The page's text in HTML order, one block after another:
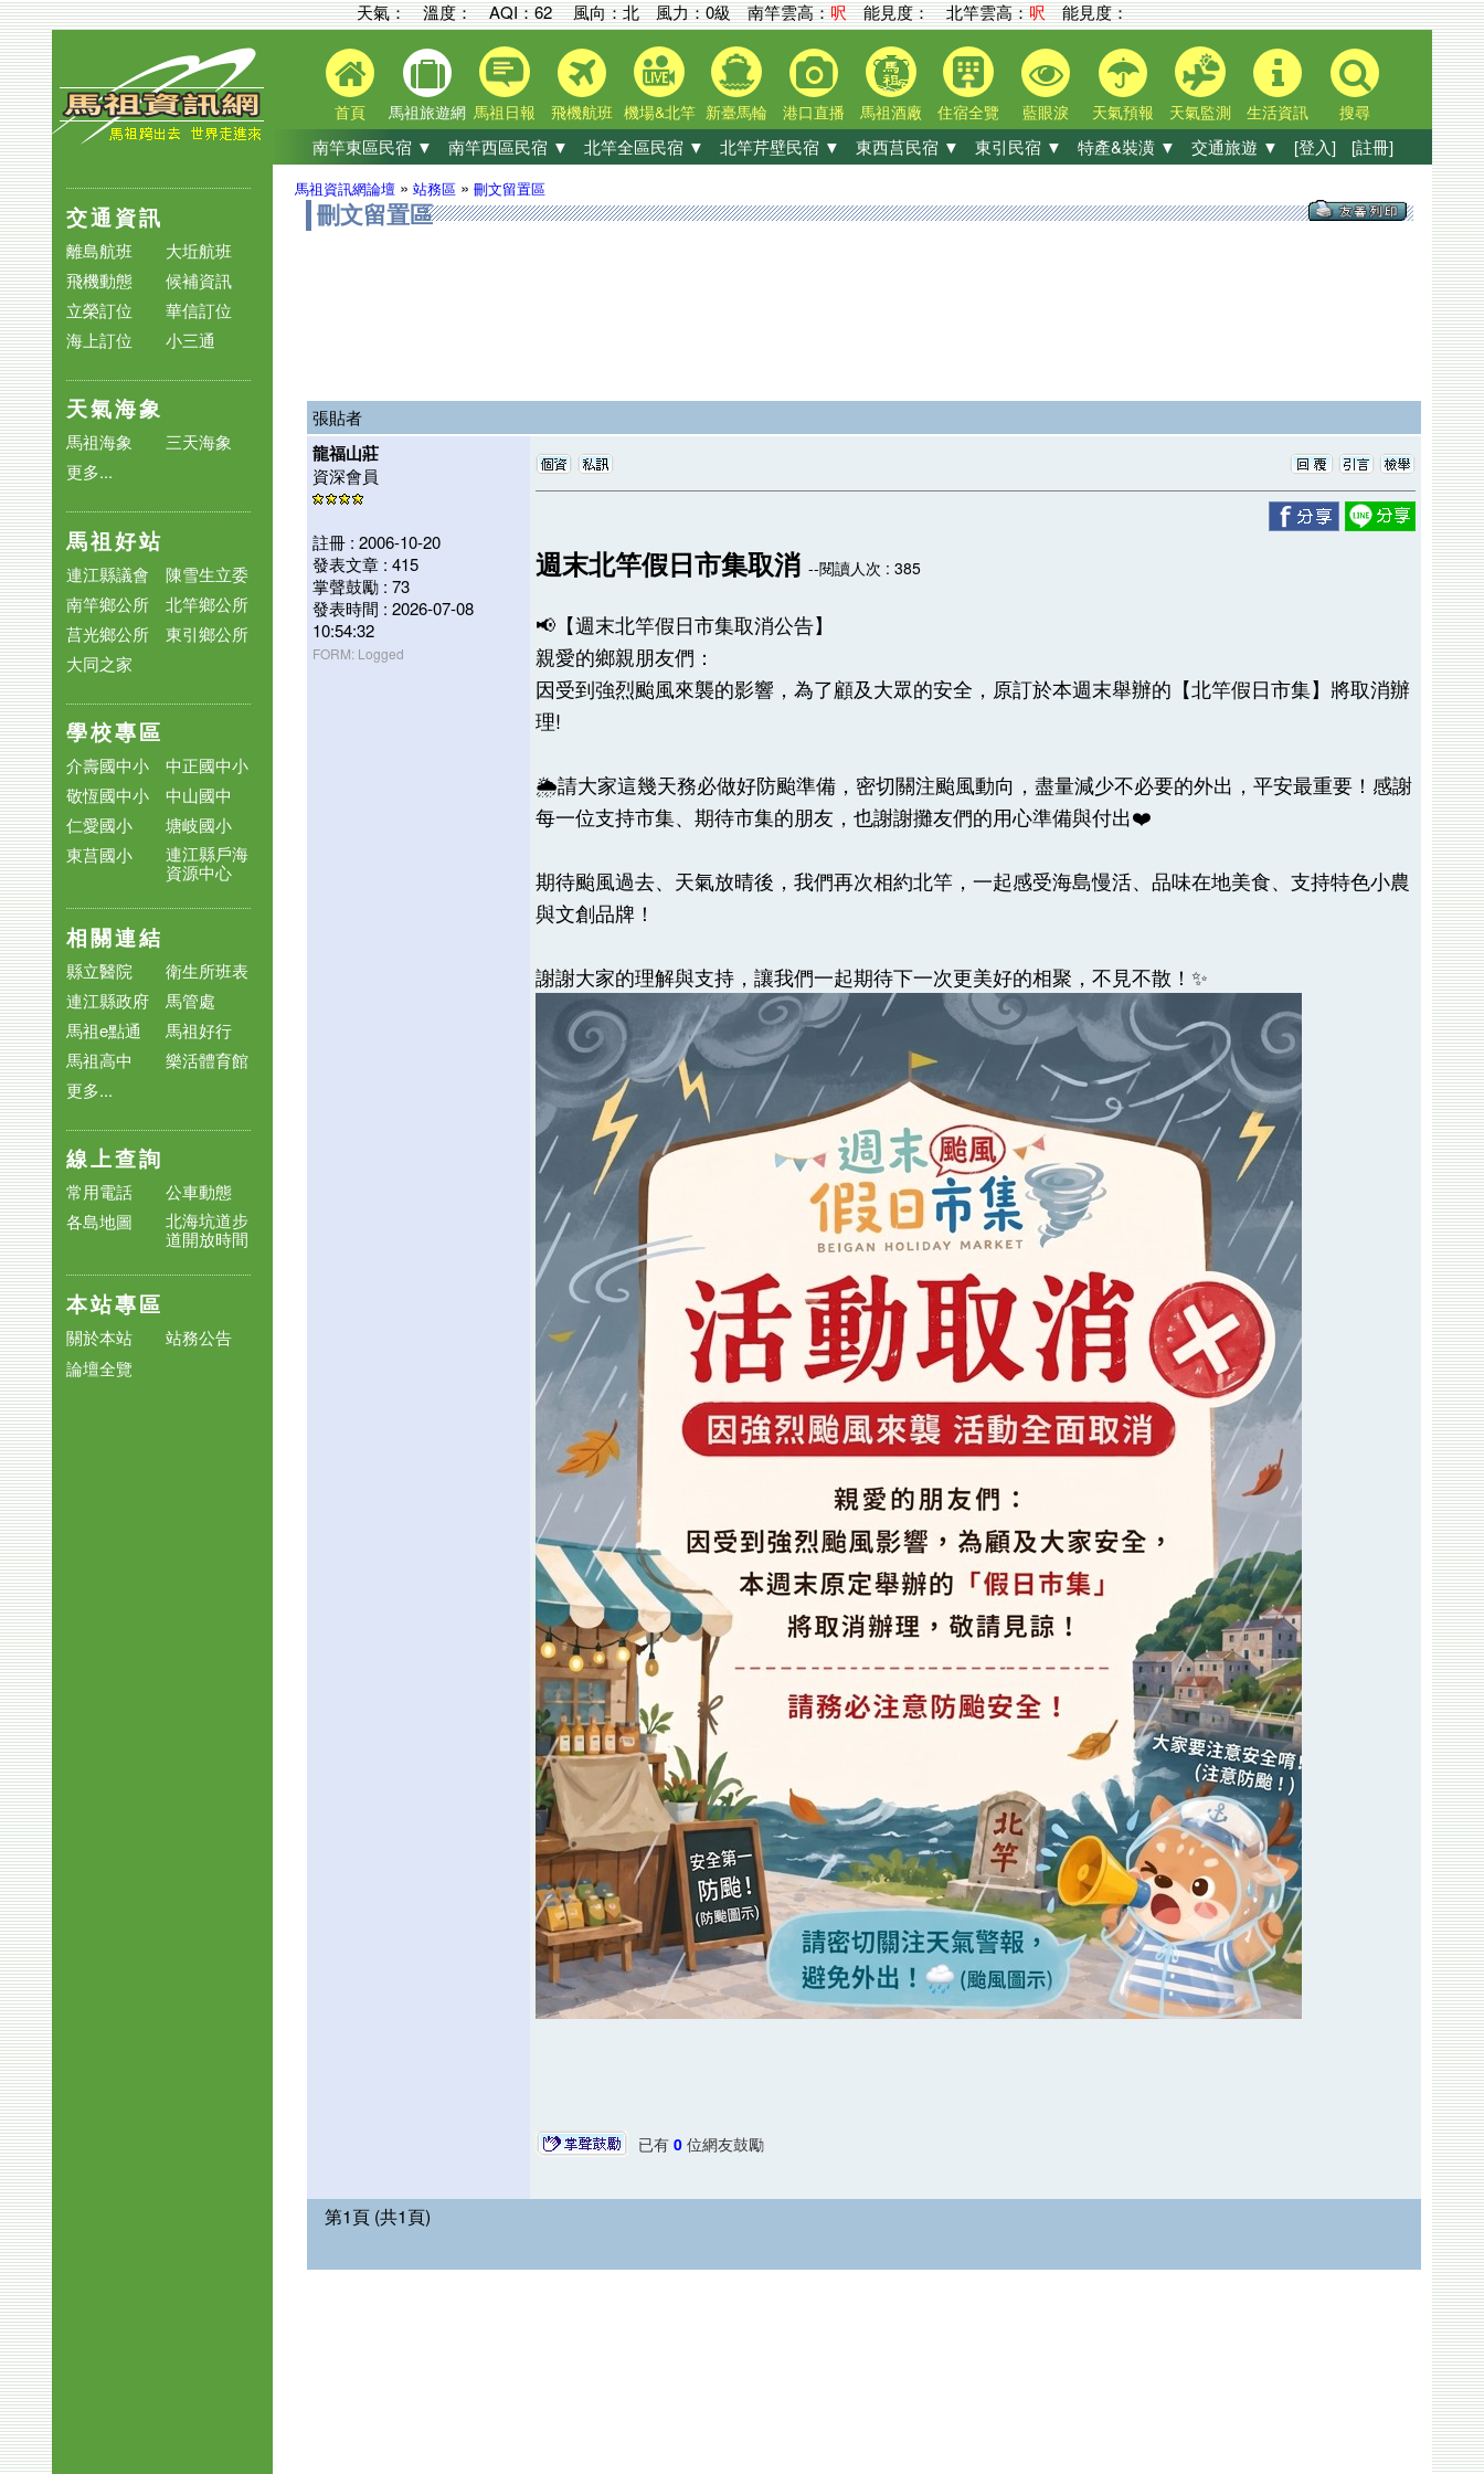
天氣： 溫度：AQI：62 風向：北 風力：0級南竿雲高：呎能見度：北竿雲高：呎能見度：
首頁 馬祖旅遊網 馬祖日報 飛機航班 機場&北竿 新臺馬輪 港口直播 馬祖酒廠 住宿全覽 藍眼淚 天氣預報 天氣監測 生活資訊 搜尋
南竿東區民宿 ▼ 南竿西區民宿 ▼ 北竿全區民宿 ▼ 北竿芹壁民宿 ▼ 東西莒民宿 ▼ 東引民宿 ▼ 特產&裝潢 ▼ 交通旅遊 ▼ [登入] [註冊]
交通資訊
離島航班
大坵航班
飛機動態
候補資訊
立榮訂位
華信訂位
海上訂位
小三通
天氣海象
馬祖海象
三天海象
更多...
馬祖好站
連江縣議會
陳雪生立委
南竿鄉公所
北竿鄉公所
莒光鄉公所
東引鄉公所
大同之家
學校專區
介壽國中小
中正國中小
敬恆國中小
中山國中
仁愛國小
塘岐國小
東莒國小
連江縣戶海
資源中心
相關連結
縣立醫院
衛生所班表
連江縣政府
馬管處
馬祖e點通
馬祖好行
馬祖高中
樂活體育館
更多...
線上查詢
常用電話
公車動態
各島地圖
北海坑道步
道開放時間
本站專區
關於本站
站務公告
論壇全覽
馬祖資訊網論壇 » 站務區 » 刪文留置區
刪文留置區
張貼者
龍福山莊
資深會員
註冊 : 2006-10-20
發表文章 : 415
掌聲鼓勵 : 73
發表時間 : 2026-07-08
10:54:32
FORM: Logged
週末北竿假日市集取消 --閱讀人次 : 385
📢【週末北竿假日市集取消公告】
親愛的鄉親朋友們：
因受到強烈颱風來襲的影響，為了顧及大眾的安全，原訂於本週末舉辦的【北竿假日市集】將取消辦
理!
🌦️請大家這幾天務必做好防颱準備，密切關注颱風動向，盡量減少不必要的外出，平安最重要！感謝
每一位支持市集、期待市集的朋友，也謝謝攤友們的用心準備與付出❤️
期待颱風過去、天氣放晴後，我們再次相約北竿，一起感受海島慢活、品味在地美食、支持特色小農
與文創品牌！
謝謝大家的理解與支持，讓我們一起期待下一次更美好的相聚，不見不散！✨
已有 0位網友鼓勵
第1頁 (共1頁)